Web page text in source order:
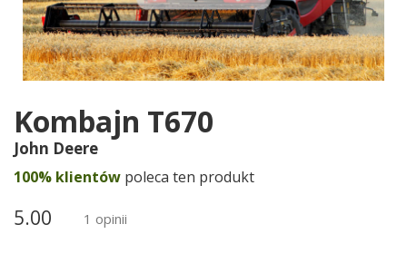
Kombajn T670
John Deere
100% klientów poleca ten produkt
5.00 1 opinii